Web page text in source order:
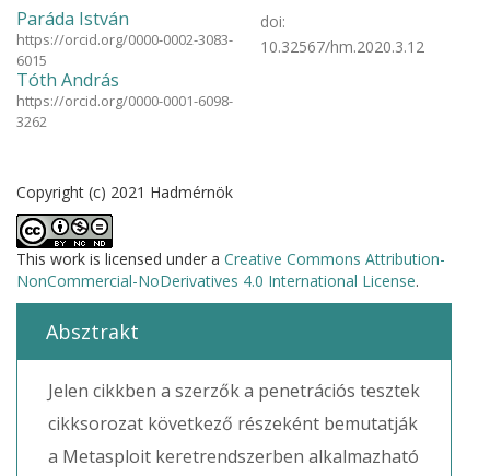
Paráda István
https://orcid.org/0000-0002-3083-
6015
Tóth András
https://orcid.org/0000-0001-6098-
3262
doi:
10.32567/hm.2020.3.12
Copyright (c) 2021 Hadmérnök
This work is licensed under a Creative Commons Attribution-
NonCommercial-NoDerivatives 4.0 International License.
Absztrakt
Jelen cikkben a szerzők a penetrációs tesztek
cikksorozat következő részeként bemutatják
a Metasploit keretrendszerben alkalmazható